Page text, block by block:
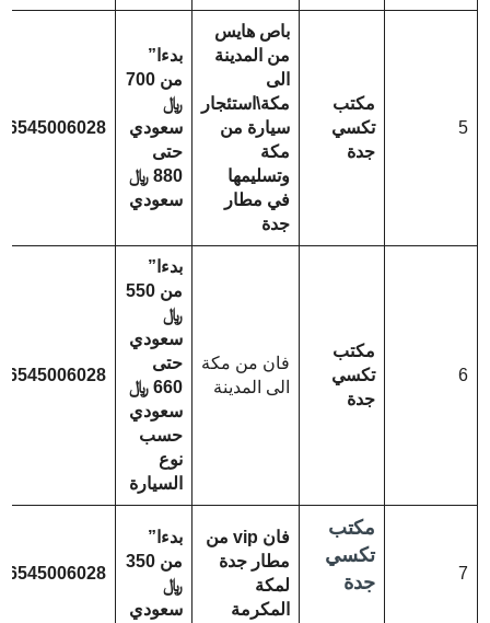
5
مكتب
تكسي
جدة
باص هايس
من المدينة
الى
مكة\استئجار
سيارة من
مكة
وتسليمها
في مطار
جدة
بدءا”
من 700
﷼
سعودي
حتى
880 ﷼
سعودي
6
مكتب
تكسي
جدة
فان من مكة
الى المدينة
بدءا”
من 550
﷼
سعودي
حتى
660 ﷼
سعودي
حسب
نوع
السيارة
7
مكتب
تكسي
جدة
فان vip من
مطار جدة
لمكة
المكرمة
بدءا”
من 350
﷼
سعودي